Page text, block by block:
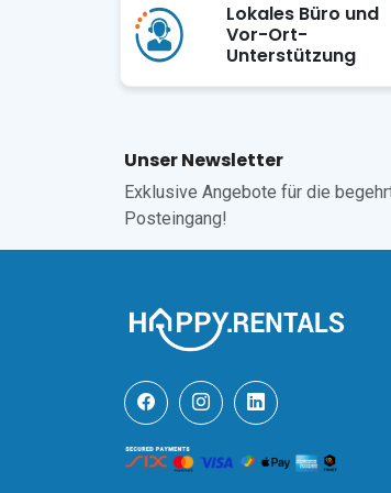
Lokales Büro und
Vor-Ort-
Unterstützung
Unser Newsletter
Exklusive Angebote für die
Posteingang!